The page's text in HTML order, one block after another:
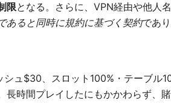
限となる。さらに、VPN経由や他人
あると同時に規約に基づく契約であ
ュ$30、スロット100%・テーブル
時間プレイしたにもかかわらず、